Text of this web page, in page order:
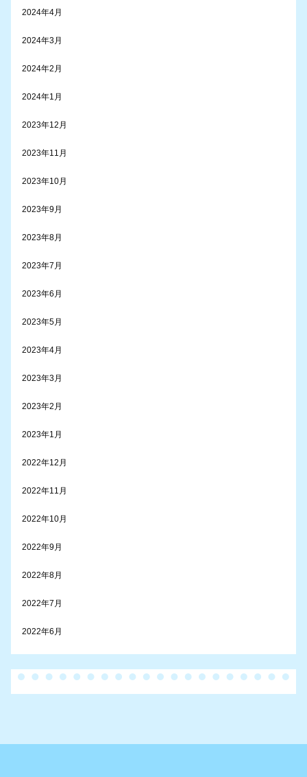
2024年4月
2024年3月
2024年2月
2024年1月
2023年12月
2023年11月
2023年10月
2023年9月
2023年8月
2023年7月
2023年6月
2023年5月
2023年4月
2023年3月
2023年2月
2023年1月
2022年12月
2022年11月
2022年10月
2022年9月
2022年8月
2022年7月
2022年6月